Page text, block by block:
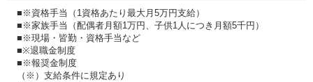
■※資格手当（1資格あたり最大月5万円支給）
■※家族手当（配偶者月額1万円、子供1人につき月額5千円）
■※現場・皆勤・資格手当など
■※退職金制度
■※報奨金制度
（※）支給条件に規定あり